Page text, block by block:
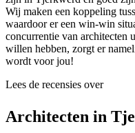
Wij maken een koppeling
waardoor er een win-win
concurrentie van architecten
willen hebben, zorgt er
wordt voor jou!
Lees de recensies over
Architecten in